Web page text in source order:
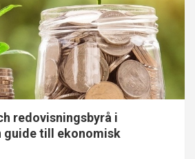
redovisningsbyrå i
guide till ekonomisk